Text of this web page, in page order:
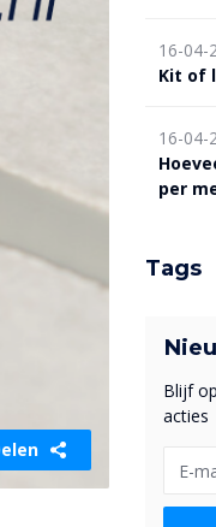
16-04-
Kit of
16-04-
per
Tags
Blijf
acties